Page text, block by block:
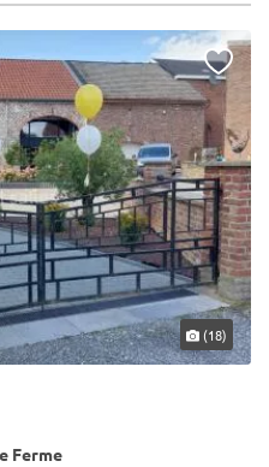
(18)
Ferme